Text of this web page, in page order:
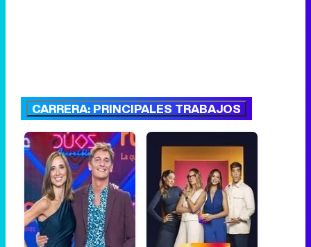
CARRERA: PRINCIPALES TRABAJOS